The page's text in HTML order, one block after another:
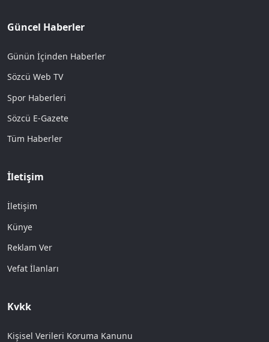
Güncel Haberler
Günün İçinden Haberler
Sözcü Web TV
Spor Haberleri
Sözcü E-Gazete
Tüm Haberler
İletişim
İletişim
Künye
Reklam Ver
Vefat İlanları
Kvkk
Kişisel Verileri Koruma Kanunu